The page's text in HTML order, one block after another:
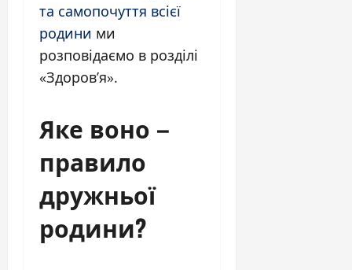
та самопочуття всієї
родини ми
розповідаємо в розділі
«Здоров’я».
Яке воно –
правило
дружньої
родини?